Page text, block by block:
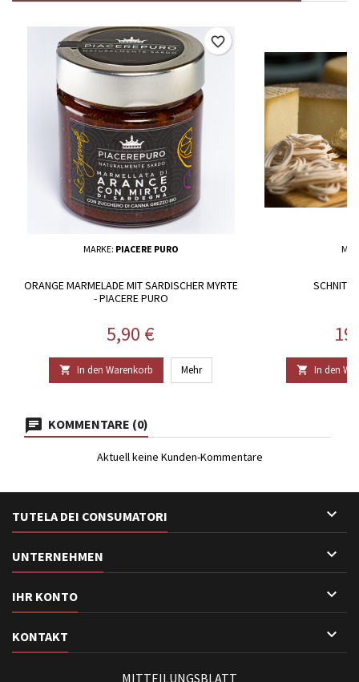
MARKE: PIACERE PURO
ORANGE MARMELADE MIT SARDISCHER MYRTE
- PIACERE PURO
Preis
5,90 €
 In den Warenkorb Mehr
favorite_border
 In den
KOMMENTARE (0)
Aktuell keine Kunden-Kommentare
TUTELA DEI CONSUMATORI 
UNTERNEHMEN 
IHR KONTO 
KONTAKT 
MITTEILUNGSBLATT